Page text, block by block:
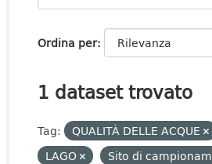
Ordina per
1 dataset trovato
Tag: QUALITÀ DELLE ACQUE
LAGO
Sito di